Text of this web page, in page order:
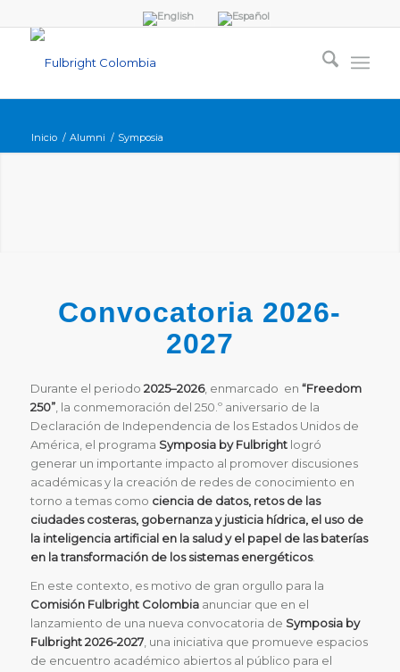
Inicio / Alumni / Symposia
Convocatoria 2026-
2027
Durante el periodo 2025–2026, enmarcado en “Freedom
250”, la conmemoración del 250.º aniversario de la
Declaración de Independencia de los Estados Unidos de
América, el programa Symposia by Fulbrightlogró
generar un importante impacto al promover discusiones
académicas y la creación de redes de conocimiento en
torno a temas como ciencia de datos, retos de las
ciudades costeras, gobernanza y justicia hídrica, el uso de
la inteligencia artificial en la saludy el papel de lasbaterías
en la transformación de los sistemas energéticos.
En este contexto, es motivo de gran orgullo para la
Comisión Fulbright Colombiaanunciar que en el
lanzamiento de una nueva convocatoria de Symposia by
Fulbright 2026-2027, una iniciativa que promueve espacios
de encuentro académico abiertos al público para el